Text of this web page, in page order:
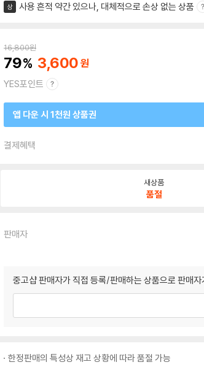
상 사용 흔적 약간 있으나, 대체적으로 손상 없는 상품
16,800원
79 3,600
YES포인트
앱 다운 시 1천원 상품권
결제혜택
새상품
품절
판매자
중고샵 판매자가 직접 등록/판매하는 상품으로 판매
한정판매의 특성상 재고 상황에 따라 품절 가능